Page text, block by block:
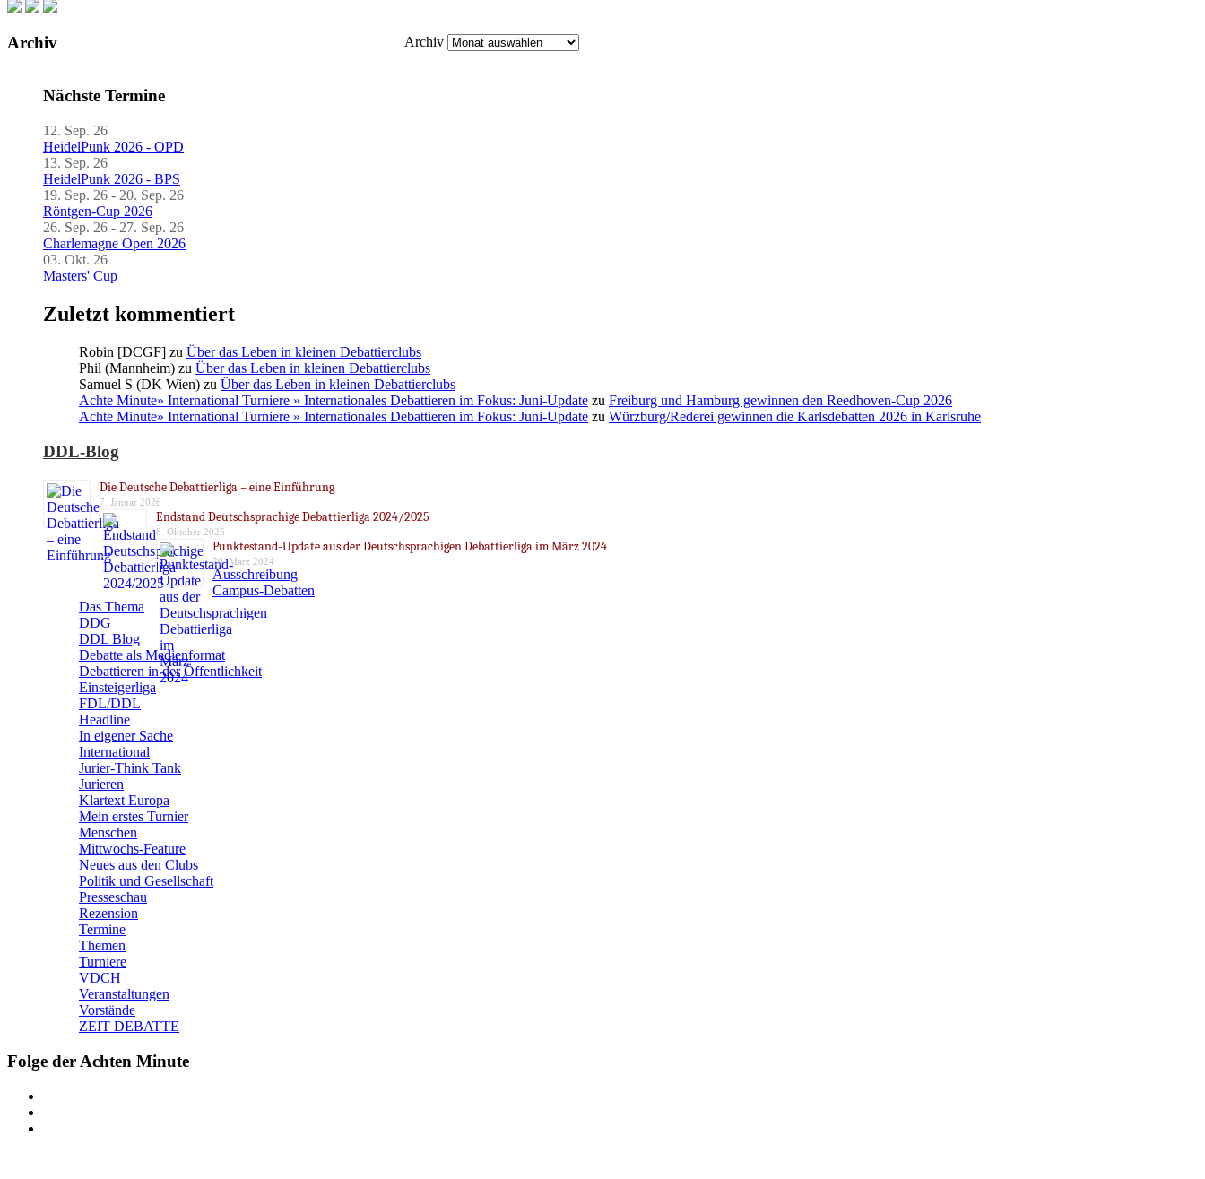
Archiv Archiv
Nächste Termine
12. Sep. 26
HeidelPunk 2026 - OPD
13. Sep. 26
HeidelPunk 2026 - BPS
19. Sep. 26 - 20. Sep. 26
Röntgen-Cup 2026
26. Sep. 26 - 27. Sep. 26
Charlemagne Open 2026
03. Okt. 26
Masters' Cup
Zuletzt kommentiert
Robin [DCGF] zu Über das Leben in kleinen Debattierclubs
Phil (Mannheim) zu Über das Leben in kleinen Debattierclubs
Samuel S (DK Wien) zu Über das Leben in kleinen Debattierclubs
Achte Minute» International Turniere » Internationales Debattieren im Fokus: Juni-Update zu Freiburg und Hamburg gewinnen den Reedhoven-Cup 2026
Achte Minute» International Turniere » Internationales Debattieren im Fokus: Juni-Update zu Würzburg/Rederei gewinnen die Karlsdebatten 2026 in Karlsruhe
DDL-Blog
Die Deutsche Debattierliga – eine Einführung
7. Januar 2026
Endstand Deutschsprachige Debattierliga 2024/2025
8. Oktober 2025
Punktestand-Update aus der Deutschsprachigen Debattierliga im März 2024
20. März 2024
Ausschreibung
Campus-Debatten
Das Thema
DDG
DDL Blog
Debatte als Medienformat
Debattieren in der Öffentlichkeit
Einsteigerliga
FDL/DDL
Headline
In eigener Sache
International
Jurier-Think Tank
Jurieren
Klartext Europa
Mein erstes Turnier
Menschen
Mittwochs-Feature
Neues aus den Clubs
Politik und Gesellschaft
Presseschau
Rezension
Termine
Themen
Turniere
VDCH
Veranstaltungen
Vorstände
ZEIT DEBATTE
Folge der Achten Minute